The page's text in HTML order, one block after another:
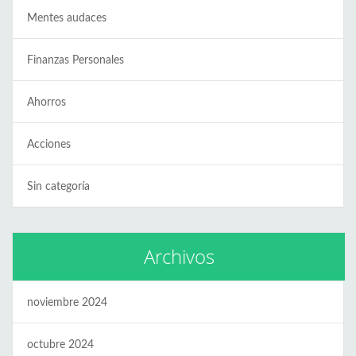
Mentes audaces
Finanzas Personales
Ahorros
Acciones
Sin categoría
Archivos
noviembre 2024
octubre 2024